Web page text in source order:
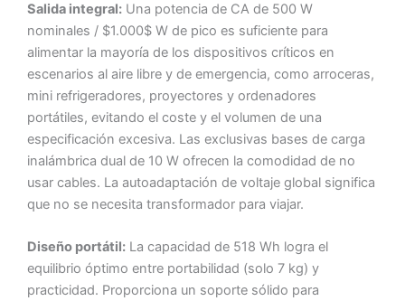
Salida integral: Una potencia de CA de 500 W
nominales / $1.000$ W de pico es suficiente para
alimentar la mayoría de los dispositivos críticos en
escenarios al aire libre y de emergencia, como arroceras,
mini refrigeradores, proyectores y ordenadores
portátiles, evitando el coste y el volumen de una
especificación excesiva. Las exclusivas bases de carga
inalámbrica dual de 10 W ofrecen la comodidad de no
usar cables. La autoadaptación de voltaje global significa
que no se necesita transformador para viajar.
Diseño portátil: La capacidad de 518 Wh logra el
equilibrio óptimo entre portabilidad (solo 7 kg) y
practicidad. Proporciona un soporte sólido para